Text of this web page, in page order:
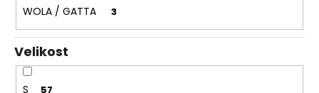
WOLA / GATTA 3
Velikost
S 57